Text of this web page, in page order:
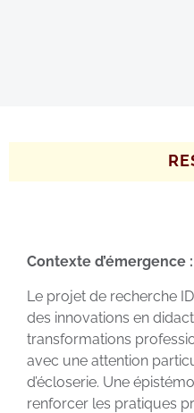
Contexte d’émergence :
Le projet de recherche
des innovations en
transformations
avec une attention
d’écloserie. Une
renforcer les pratiques